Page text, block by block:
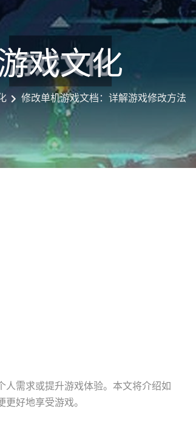
戏文化
修改单机游戏文档：详解游戏修改方法
人需求或提升游戏体验。本文将介绍如
好地享受游戏。